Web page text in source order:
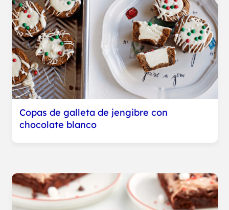
Copas de galleta de jengibre con
chocolate blanco